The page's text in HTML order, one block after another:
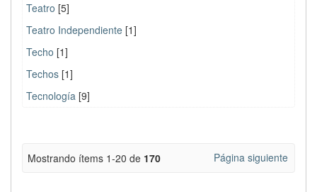
Teatro [5]
Teatro Independiente [1]
Techo [1]
Techos [1]
Tecnología [9]
Mostrando ítems 1-20 de 170 Página siguiente